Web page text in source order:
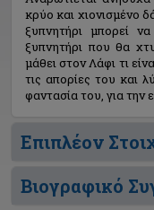
κρύο και χιονισμένο
ξυπνητήρι μπορεί
ξυπνητήρι που θα
μάθει στον Λάφι τι
τις απορίες του και
φαντασία του, για την
Επιπλέον
Βιογραφικό